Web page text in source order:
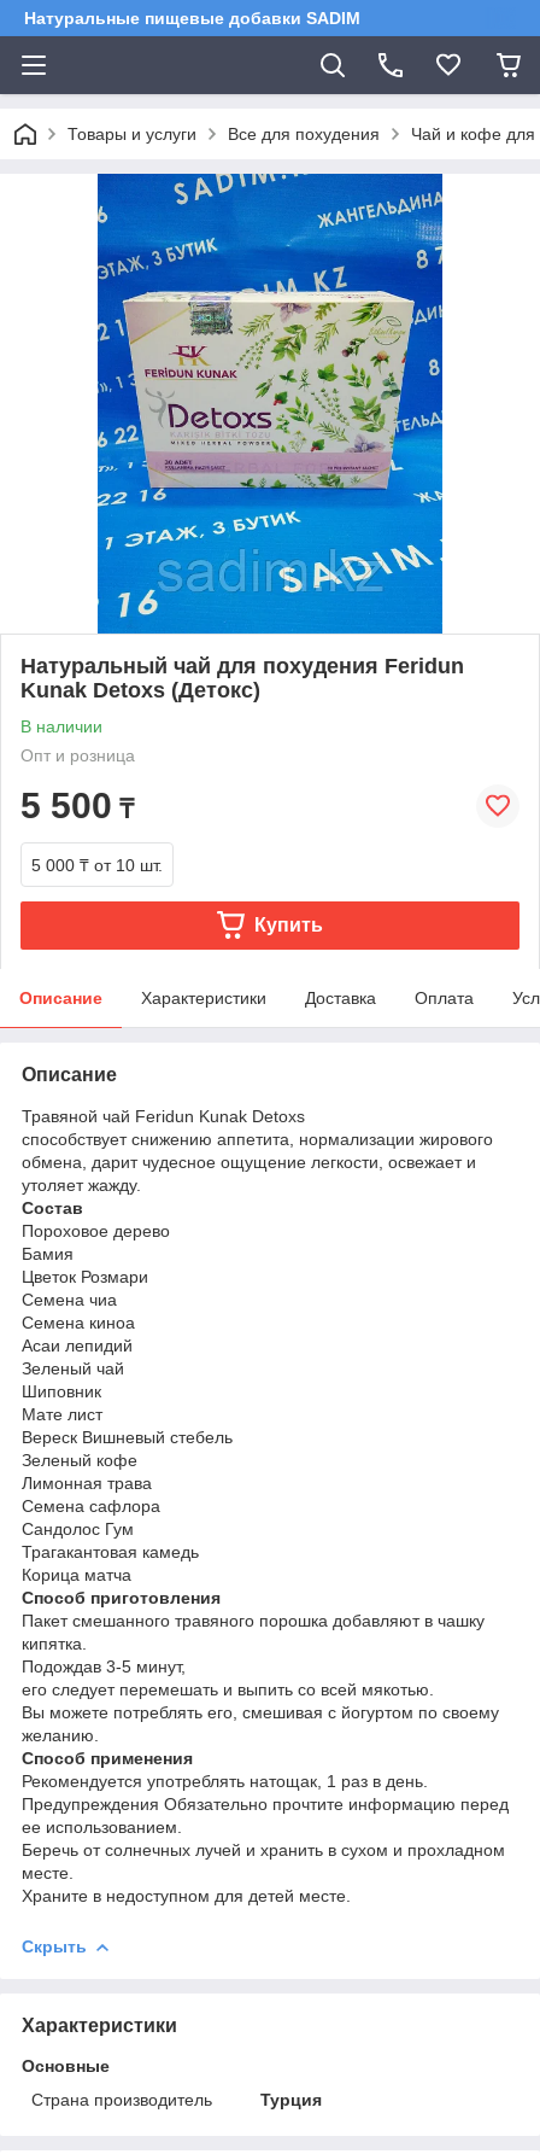
Натуральные пищевые добавки SADIM
Товары и услуги Все для похудения Чай и кофе для
Натуральный чай для похудения Feridun
Kunak Detoxs (Детокс)
В наличии
Опт и розница
5 500 ₸
5 000 ₸ от 10 шт.
Купить
Описание Характеристики Доставка Оплата
Описание
Травяной чай Feridun Kunak Detoxs
способствует снижению аппетита, нормализации жирового
обмена, дарит чудесное ощущение легкости, освежает и
утоляет жажду.
Состав
Пороховое дерево
Бамия
Цветок Розмари
Семена чиа
Семена киноа
Асаи лепидий
Зеленый чай
Шиповник
Мате лист
Вереск Вишневый стебель
Зеленый кофе
Лимонная трава
Семена сафлора
Сандолос Гум
Трагакантовая камедь
Корица матча
Способ приготовления
Пакет смешанного травяного порошка добавляют в чашку
кипятка.
Подождав 3-5 минут,
его следует перемешать и выпить со всей мякотью.
Вы можете потреблять его, смешивая с йогуртом по своему
желанию.
Способ применения
Рекомендуется употреблять натощак, 1 раз в день.
Предупреждения Обязательно прочтите информацию перед
ее использованием.
Беречь от солнечных лучей и хранить в сухом и прохладном
месте.
Храните в недоступном для детей месте.
Скрыть
Характеристики
Основные
Страна производитель
Турция